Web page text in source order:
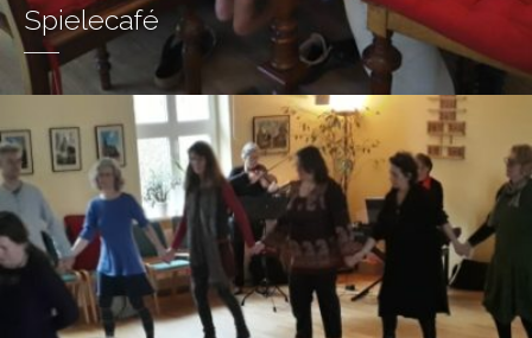
Spielecafé